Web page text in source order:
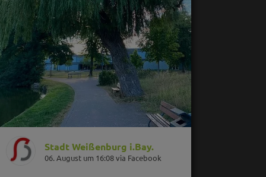
Stadt Weißenburg i.Bay.
06. August um 16:08 via Facebook